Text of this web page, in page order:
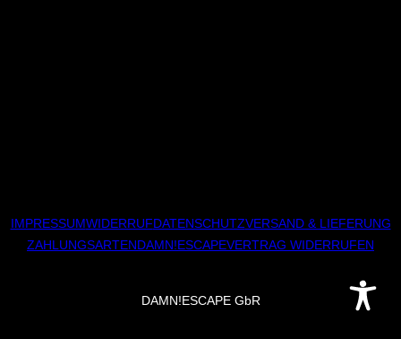
IMPRESSUMWIDERRUFDATENSCHUTZVERSAND & LIEFERUNG
ZAHLUNGSARTENDAMN!ESCAPEVERTRAG WIDERRUFEN
DAMN!ESCAPE GbR